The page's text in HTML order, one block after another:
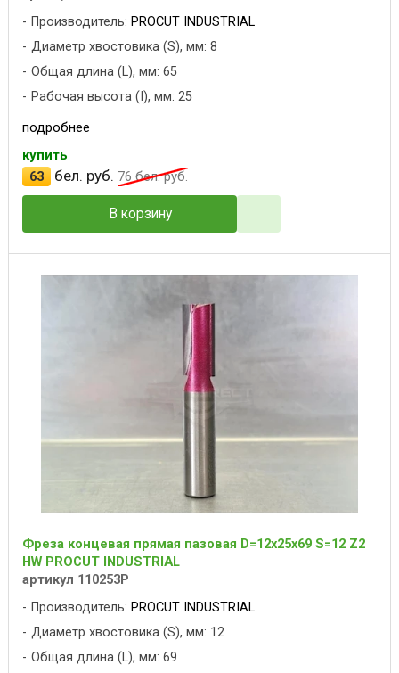
Производитель: PROCUT INDUSTRIAL
Диаметр хвостовика (S), мм: 8
Общая длина (L), мм: 65
Рабочая высота (I), мм: 25
подробнее
купить
63
бел. руб. 76бел. руб.
В корзину
Фреза концевая прямая пазовая D=12x25x69 S=12 Z2
HW PROCUT INDUSTRIAL
артикул 110253P
Производитель: PROCUT INDUSTRIAL
Диаметр хвостовика (S), мм: 12
Общая длина (L), мм: 69